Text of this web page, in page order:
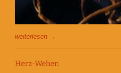
weiterlesen →
Herz-Wehen